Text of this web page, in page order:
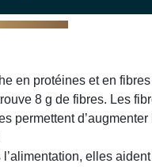
en protéines et en
8 g de fibres. Les
permettent
elles